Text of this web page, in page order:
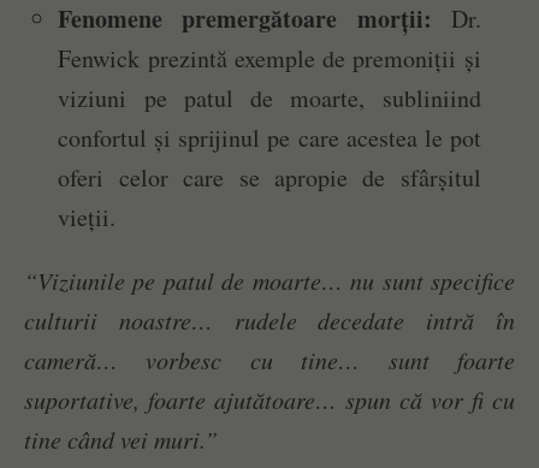
Fenomene premergătoare morții: Dr.
Fenwick prezintă exemple de premoniții și
viziuni pe patul de moarte, subliniind
confortul și sprijinul pe care acestea le pot
oferi celor care se apropie de sfârșitul
vieții.
“Viziunile pe patul de moarte… nu sunt specifice
culturii noastre… rudele decedate intră în
cameră… vorbesc cu tine… sunt foarte
suportative, foarte ajutătoare… spun că vor fi cu
tine când vei muri.”